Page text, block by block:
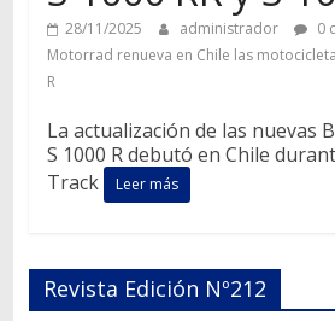
28/11/2025 administrador 0
Motorrad renueva en Chile las
R
La actualización de las nuevas
S 1000 R debutó en Chile
Track
Leer más
Revista Edición Nº212